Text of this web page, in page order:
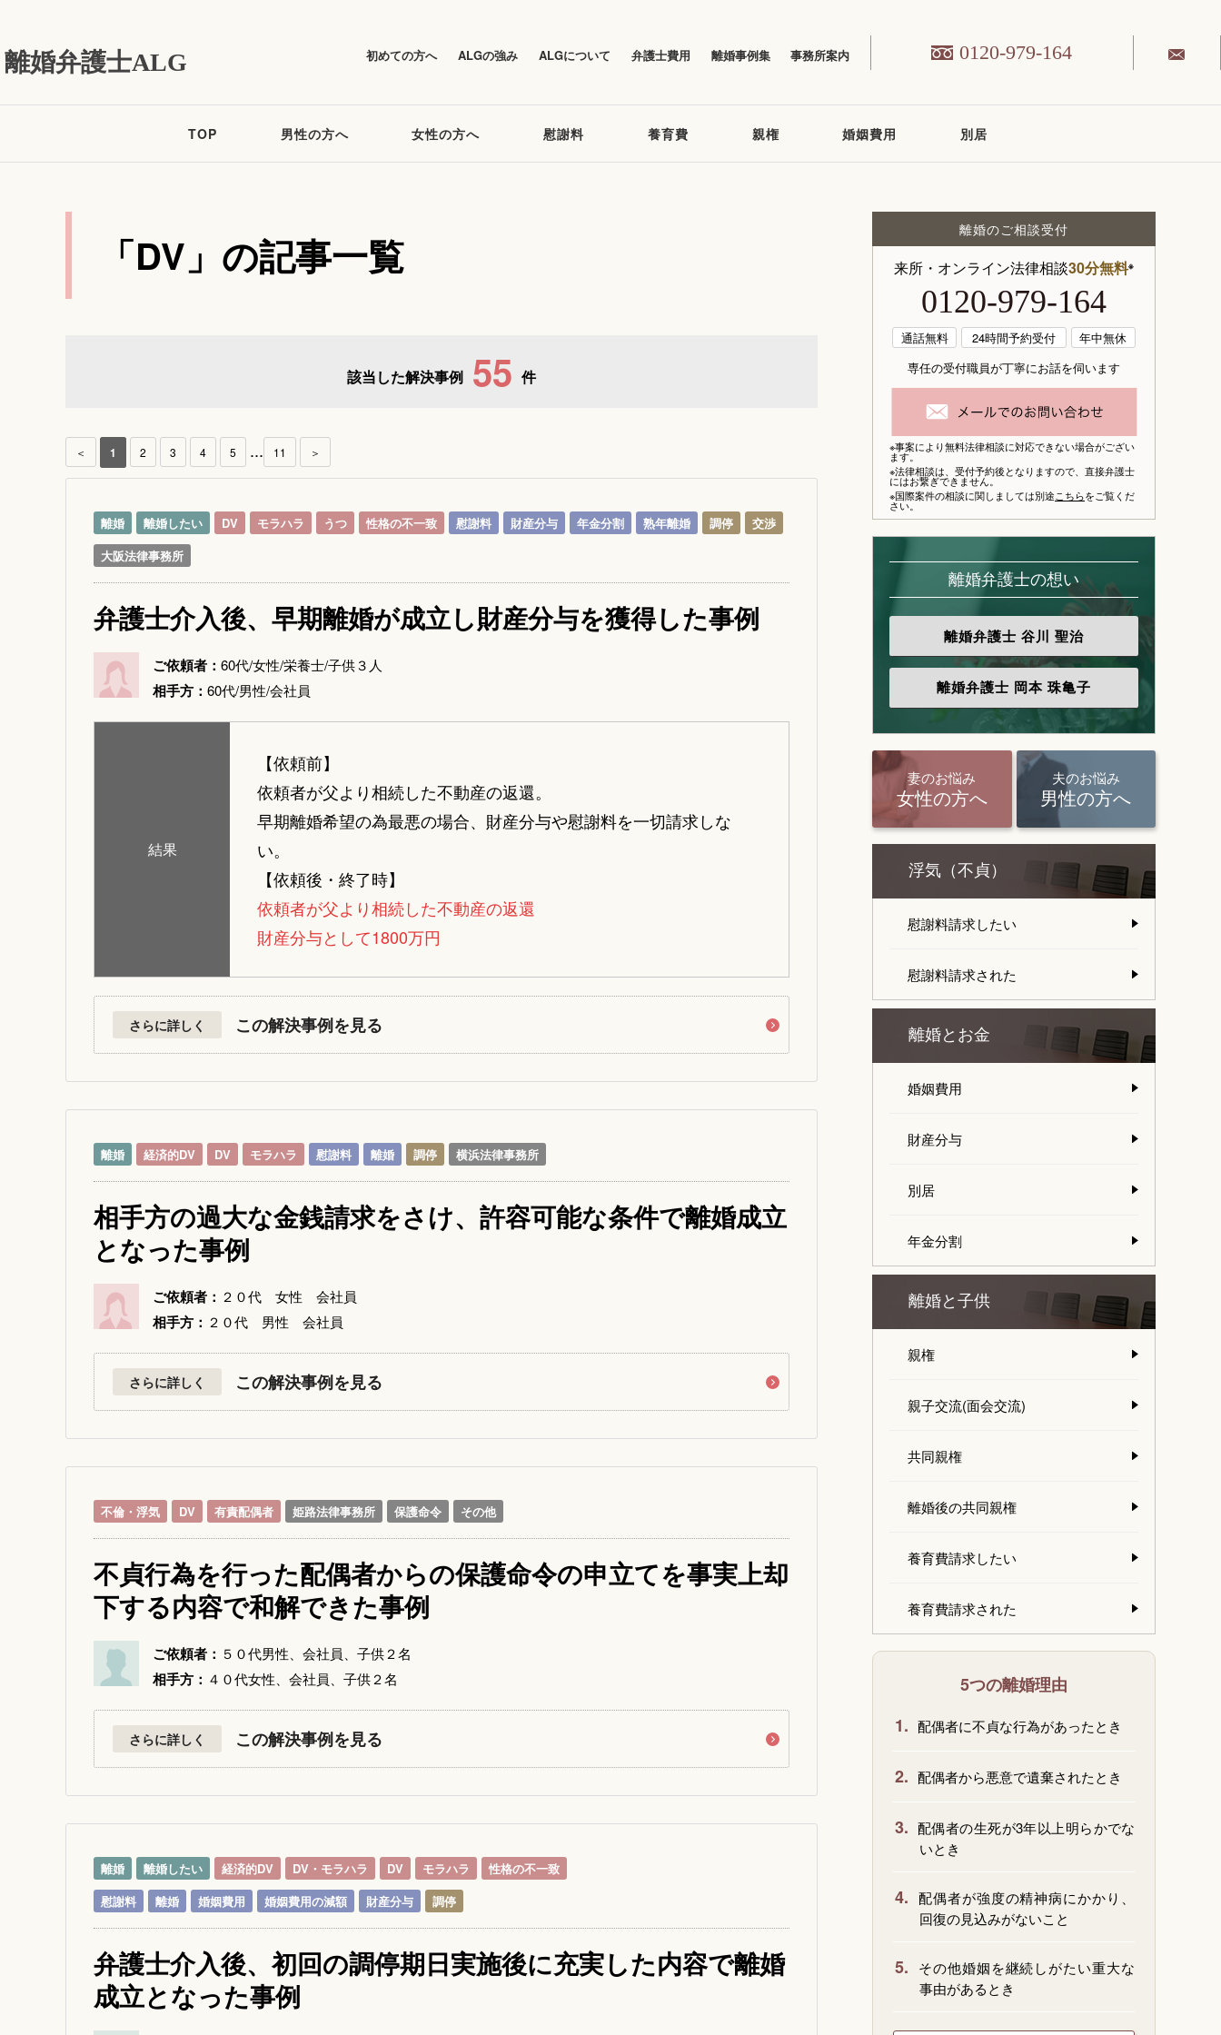
離婚弁護士ALG 初めての方へ ALGの強み ALGについて 弁護士費用 離婚事例集 事務所案内 0120-979-164
TOP 男性の方へ 女性の方へ 慰謝料 養育費 親権 婚姻費用 別居
「DV」の記事一覧
該当した解決事例 55 件
＜ 1 2 3 4 5 ... 11 ＞
離婚 離婚したい DV モラハラ うつ 性格の不一致 慰謝料 財産分与 年金分割 熟年離婚 調停
交渉
大阪法律事務所
弁護士介入後、早期離婚が成立し財産分与を獲得した事例
ご依頼者： 60代/女性/栄養士/子供３人
相手方： 60代/男性/会社員
結果
【依頼前】
依頼者が父より相続した不動産の返還。
早期離婚希望の為最悪の場合、財産分与や慰謝料を一切請求しな
い。
【依頼後・終了時】
依頼者が父より相続した不動産の返還
財産分与として1800万円
さらに詳しく この解決事例を見る
離婚 経済的DV DV モラハラ 慰謝料 離婚 調停 横浜法律事務所
相手方の過大な金銭請求をさけ、許容可能な条件で離婚成立
となった事例
ご依頼者： ２０代 女性 会社員
相手方： ２０代 男性 会社員
さらに詳しく この解決事例を見る
不倫・浮気 DV 有責配偶者 姫路法律事務所 保護命令 その他
不貞行為を行った配偶者からの保護命令の申立てを事実上却
下する内容で和解できた事例
ご依頼者： ５０代男性、会社員、子供２名
相手方： ４０代女性、会社員、子供２名
さらに詳しく この解決事例を見る
離婚 離婚したい 経済的DV DV・モラハラ DV モラハラ
性格の不一致
慰謝料
離婚 婚姻費用 婚姻費用の減額 財産分与 調停
弁護士介入後、初回の調停期日実施後に充実した内容で離婚
成立となった事例
離婚のご相談受付
来所・オンライン法律相談30分無料※
0120-979-164
通話無料 24時間予約受付
年中無休
専任の受付職員が丁寧にお話を伺います
※事案により無料法律相談に対応できない場合がござい
ます。
※法律相談は、 受付予約後となりますので、 直接弁護士
にはお繋ぎできません。
※国際案件の相談に関しましては別途こちらをご覧くだ
さい。
離婚弁護士の想い
離婚弁護士 谷川 聖治
離婚弁護士 岡本 珠亀子
妻のお悩み
女性の方へ
夫のお悩み
男性の方へ
浮気（不貞）
慰謝料請求したい
慰謝料請求された
離婚とお金
婚姻費用
財産分与
別居
年金分割
離婚と子供
親権
親子交流(面会交流)
共同親権
離婚後の共同親権
養育費請求したい
養育費請求された
5つの離婚理由
1. 配偶者に不貞な行為があったとき
2. 配偶者から悪意で遺棄されたとき
3. 配偶者の生死が3年以上明らかでな
いとき
4. 配偶者が強度の精神病にかかり、
回復の見込みがないこと
5.
その他婚姻を継続しがたい重大な
事由があるとき